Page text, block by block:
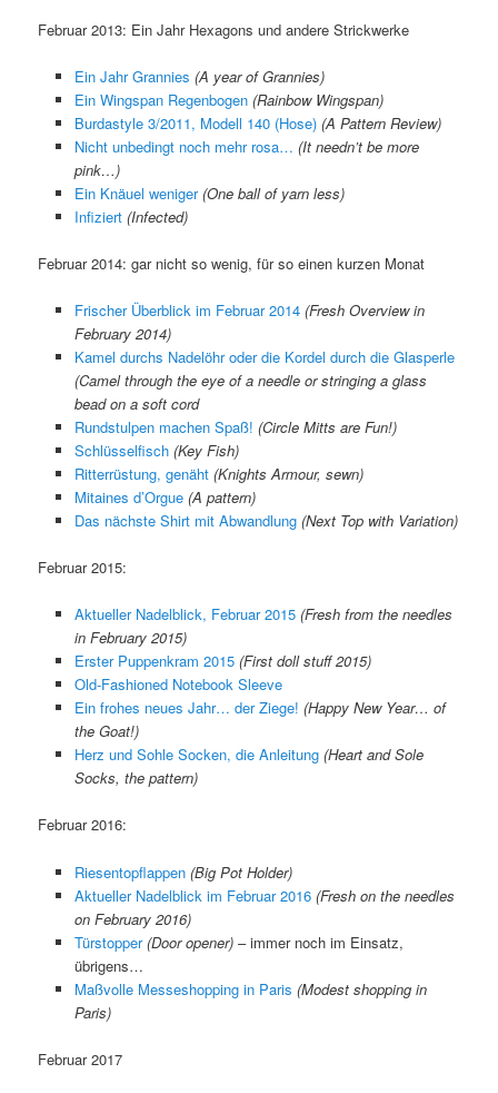
Februar 2013: Ein Jahr Hexagons und andere Strickwerke
Ein Jahr Grannies (A year of Grannies)
Ein Wingspan Regenbogen (Rainbow Wingspan)
Burdastyle 3/2011, Modell 140 (Hose) (A Pattern Review)
Nicht unbedingt noch mehr rosa… (It needn’t be more
pink…)
Ein Knäuel weniger (One ball of yarn less)
Infiziert (Infected)
Februar 2014: gar nicht so wenig, für so einen kurzen Monat
Frischer Überblick im Februar 2014 (Fresh Overview in
February 2014)
Kamel durchs Nadelöhr oder die Kordel durch die Glasperle
(Camel through the eye of a needle or stringing a glass
bead on a soft cord
Rundstulpen machen Spaß! (Circle Mitts are Fun!)
Schlüsselfisch (Key Fish)
Ritterrüstung, genäht (Knights Armour, sewn)
Mitaines d’Orgue (A pattern)
Das nächste Shirt mit Abwandlung (Next Top with Variation)
Februar 2015:
Aktueller Nadelblick, Februar 2015 (Fresh from the needles
in February 2015)
Erster Puppenkram 2015 (First doll stuff 2015)
Old-Fashioned Notebook Sleeve
Ein frohes neues Jahr… der Ziege! (Happy New Year… of
the Goat!)
Herz und Sohle Socken, die Anleitung (Heart and Sole
Socks, the pattern)
Februar 2016:
Riesentopflappen (Big Pot Holder)
Aktueller Nadelblick im Februar 2016 (Fresh on the needles
on February 2016)
Türstopper (Door opener)– immer noch im Einsatz,
übrigens…
Maßvolle Messeshopping in Paris (Modest shopping in
Paris)
Februar 2017